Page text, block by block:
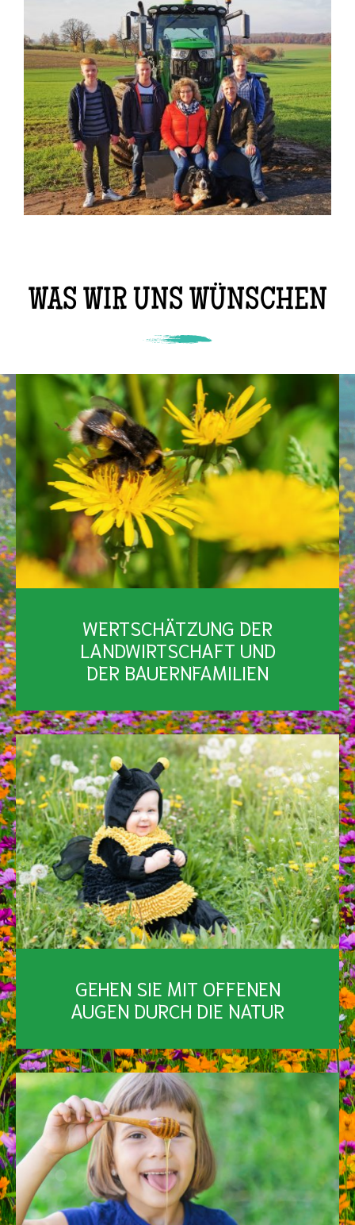
WAS WIR UNS WÜNSCHEN
WERTSCHÄTZUNG DER
LANDWIRTSCHAFT UND
DER BAUERNFAMILIEN
GEHEN SIE MIT OFFENEN
AUGEN DURCH DIE NATUR